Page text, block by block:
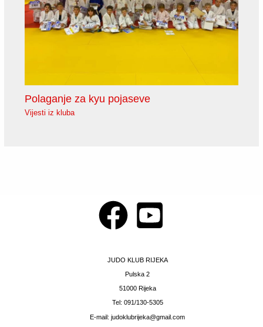
Polaganje za kyu pojaseve
Vijesti iz kluba
JUDO KLUB RIJEKA
Pulska 2
51000 Rijeka
Tel: 091/130-5305
E-mail: judoklubrijeka@gmail.com